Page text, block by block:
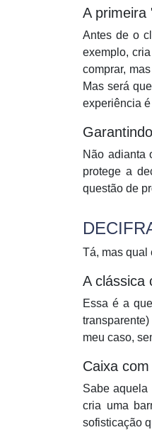
A primeira
Antes de o
exemplo,
comprar,
Mas será
experiência
Não adianta
protege a
questão de
Tá, mas qual
A clássica
Essa é a
meu caso,
Caixa
Sabe
cria uma
sofisticação